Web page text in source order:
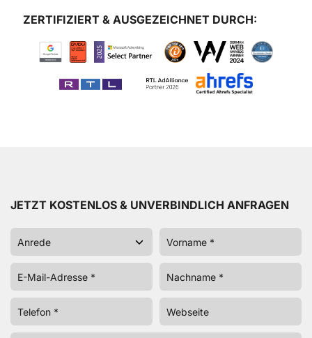
ZERTIFIZIERT & AUSGEZEICHNET DURCH:
JETZT KOSTENLOS & UNVERBINDLICH ANFRAGEN